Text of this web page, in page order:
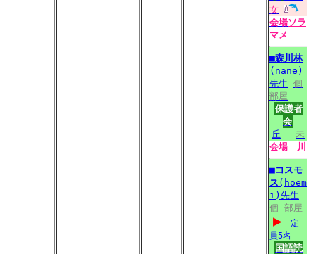
女
会場ソラ
マメ
■森川林
(nane)
先生 個
部屋
保護者
会
丘
未
会場川
■コスモ
ス (hoem
i)先生
個 部屋
▶
定
員5名
国語読